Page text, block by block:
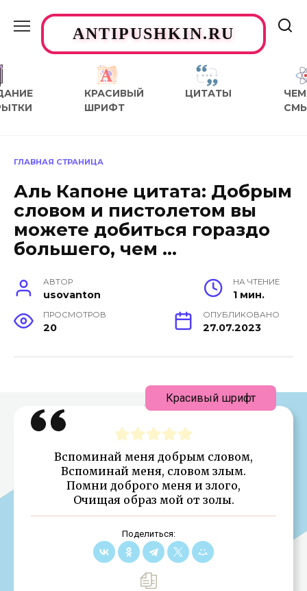
содержаниюANTIPUSHKIN.RU
КРАСИВЫЙ
ШРИФТ
ЦИТАТЫ
ЧЕМ
ГЛАВНАЯ СТРАНИЦА
Аль Капоне цитата: Добрым
словом и пистолетом вы
можете добиться гораздо
большего, чем …
АВТОР
usovanton
НА ЧТЕНИЕ
1 мин.
ПРОСМОТРОВ
20
ОПУБЛИКОВАНО
27.07.2023
Вспоминай меня добрым словом,
Вспоминай меня, словом злым.
Помни доброго меня и злого,
Очищая образ мой от золы.
Поделиться:
Красивый шрифт